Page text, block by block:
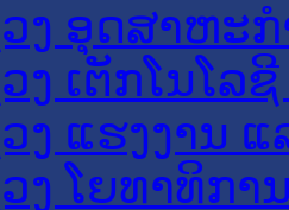
ງ ອຸດສາຫະ
ງ ເຕັກໂນໂລ
ງ ແຮງງານ
ງ ໂຍທາທິກາ